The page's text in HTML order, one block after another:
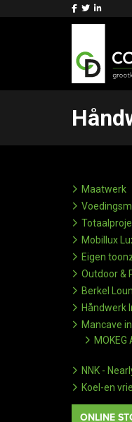
Maatwerk
Mobillux
Eigen
Outdoor &
Berkel
Håndwerk
Mancave
MOKEG
NNK -
Koel-en
ONLINE